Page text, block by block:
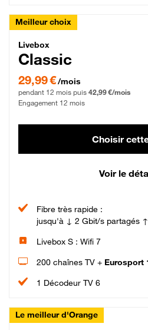
Meilleur choix
Livebox Classic
Livebox
Classic
29,99 € par mois pendant 12 mois puis
29,99 €/mois
pendant 12 mois puis 42,99 €/mois
Engagement 12 mois
Choisir
Voir le
Fibre très rapide :
jusqu'à ↓ 2 Gbit/s partagés
Livebox S : Wifi 7
200 chaînes TV + Eurosport
1 Décodeur TV 6
Le meilleur d'Orange